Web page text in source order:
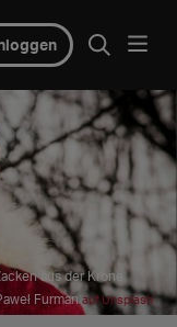
aus der Krone
Furman auf Unsplash